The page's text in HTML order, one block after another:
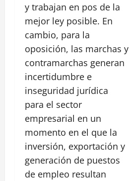
y trabajan en pos de la
mejor ley posible. En
cambio, para la
oposición, las marchas y
contramarchas generan
incertidumbre e
inseguridad jurídica
para el sector
empresarial en un
momento en el que la
inversión, exportación y
generación de puestos
de empleo resultan